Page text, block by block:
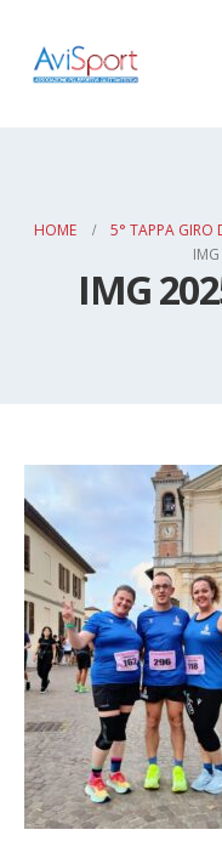
HOME
5° TAPPA GIRO
IMG